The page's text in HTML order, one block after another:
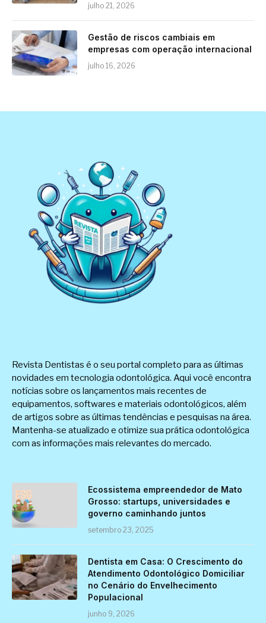
julho 21, 2026
Gestão de riscos cambiais em
empresas com operação internacional
julho 16, 2026
Revista Dentistas é o seu portal completo para as últimas
novidades em tecnologia odontológica. Aqui você encontra
notícias sobre os lançamentos mais recentes de
equipamentos, softwares e materiais odontológicos, além
de artigos sobre as últimas tendências e pesquisas na área.
Mantenha-se atualizado e otimize sua prática odontológica
com as informações mais relevantes do mercado.
Ecossistema empreendedor de Mato
Grosso: startups, universidades e
governo caminhando juntos
setembro 23, 2025
Dentista em Casa: O Crescimento do
Atendimento Odontológico Domiciliar
no Cenário do Envelhecimento
Populacional
junho 9, 2026